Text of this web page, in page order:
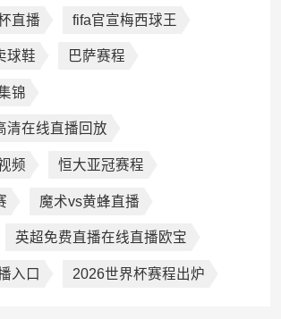
直播 fifa官宣梅西球王
球鞋 巴萨赛程
锦
清在线直播回放
频 恒大亚冠赛程
魔术vs黄蜂直播
英超免费直播在线直播欧宝
入口 2026世界杯赛程出炉